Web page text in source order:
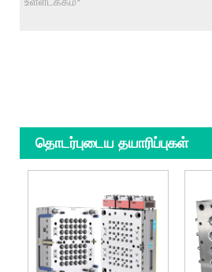
தொடர்புடைய தயாரிப்புகள்